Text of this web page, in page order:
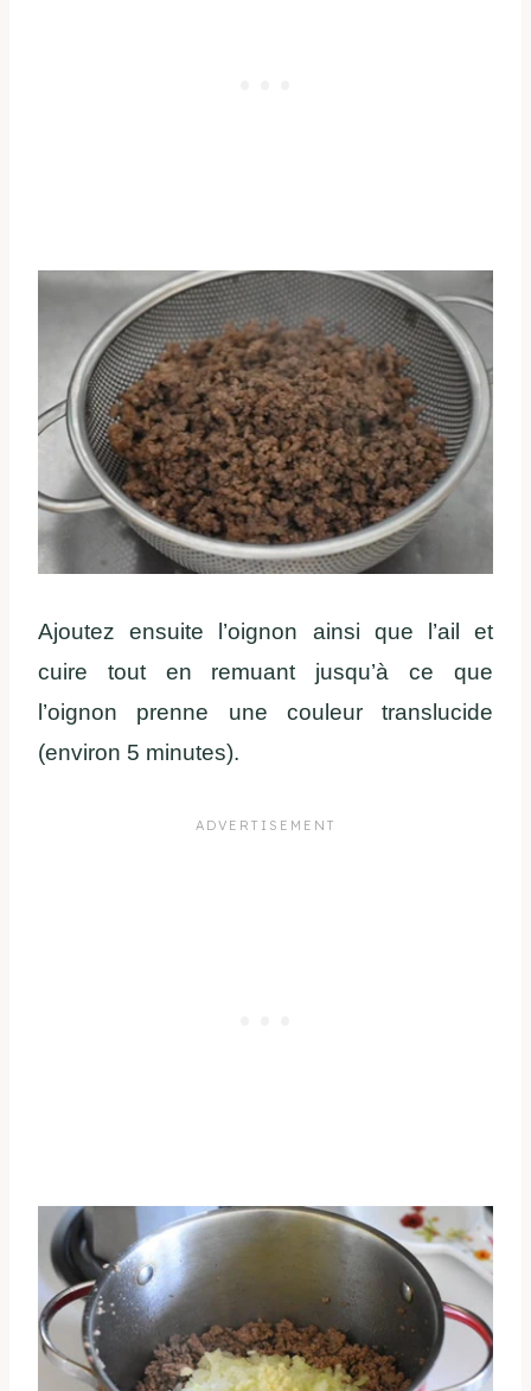
Ajoutez ensuite l’oignon ainsi que l’ail et
cuire tout en remuant jusqu’à ce que
l’oignon prenne une couleur translucide
(environ 5 minutes).